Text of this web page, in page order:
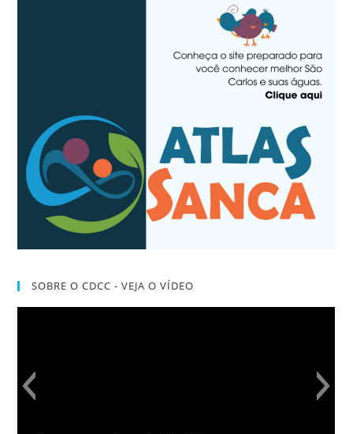
SOBRE O CDCC - VEJA O VÍDEO